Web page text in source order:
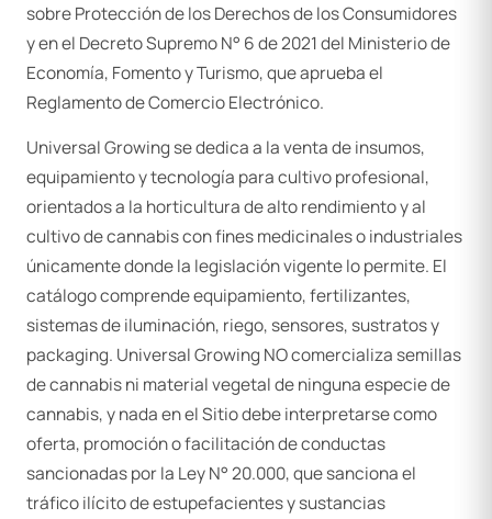
sobre Protección de los Derechos de los Consumidores
y en el Decreto Supremo N° 6 de 2021 del Ministerio de
Economía, Fomento y Turismo, que aprueba el
Reglamento de Comercio Electrónico.
Universal Growing se dedica a la venta de insumos,
equipamiento y tecnología para cultivo profesional,
orientados a la horticultura de alto rendimiento y al
cultivo de cannabis con fines medicinales o industriales
únicamente donde la legislación vigente lo permite. El
catálogo comprende equipamiento, fertilizantes,
sistemas de iluminación, riego, sensores, sustratos y
packaging. Universal Growing NO comercializa semillas
de cannabis ni material vegetal de ninguna especie de
cannabis, y nada en el Sitio debe interpretarse como
oferta, promoción o facilitación de conductas
sancionadas por la Ley N° 20.000, que sanciona el
tráfico ilícito de estupefacientes y sustancias